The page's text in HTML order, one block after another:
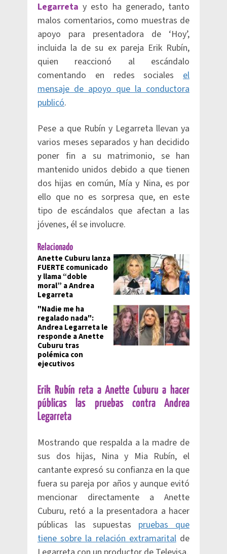
Legarreta y esto ha generado, tanto
malos comentarios, como muestras de
apoyo para presentadora de ‘Hoy’,
incluida la de su ex pareja Erik Rubín,
quien reaccionó al escándalo
comentando en redes sociales el
mensaje de apoyo que la conductora
publicó.
Pese a que Rubín y Legarreta llevan ya
varios meses separados y han decidido
poner fin a su matrimonio, se han
mantenido unidos debido a que tienen
dos hijas en común, Mía y Nina, es por
ello que no es sorpresa que, en este
tipo de escándalos que afectan a las
jóvenes, él se involucre.
Relacionado
Anette Cuburu lanza
FUERTE comunicado
y llama “doble
moral” a Andrea
Legarreta
"Nadie me ha
regalado nada":
Andrea Legarreta le
responde a Anette
Cuburu tras
polémica con
ejecutivos
Erik Rubín reta a Anette Cuburu a hacer
públicas las pruebas contra Andrea
Legarreta
Mostrando que respalda a la madre de
sus dos hijas, Nina y Mia Rubín, el
cantante expresó su confianza en la que
fuera su pareja por años y aunque evitó
mencionar directamente a Anette
Cuburu, retó a la presentadora a hacer
públicas las supuestas pruebas que
tiene sobre la relación extramaritalde